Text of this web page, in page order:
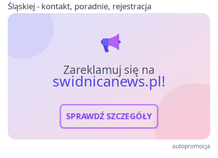
Śląskiej - kontakt, poradnie, rejestracja
Zareklamuj się na
swidnicanews.pl!
SPRAWDŹ SZCZEGÓŁY
autopromocja